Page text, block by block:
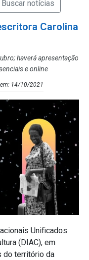
Carolina
haverá apresentação
e online
14/10/2021
Unificados
(DIAC), em
do território da